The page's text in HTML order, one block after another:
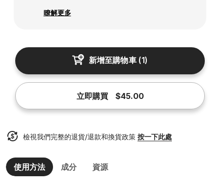
瞭解更多
新增至購物車(1)
立即購買 $45.00
檢視我們完整的退貨/退款和換貨政策 按一下此處
使用方法 成分 資源